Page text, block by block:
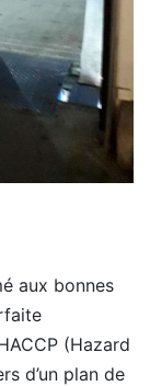
aux bonnes
(Hazard
d’un plan de